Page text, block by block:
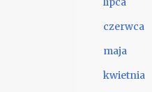
czerwca
maja
kwietnia